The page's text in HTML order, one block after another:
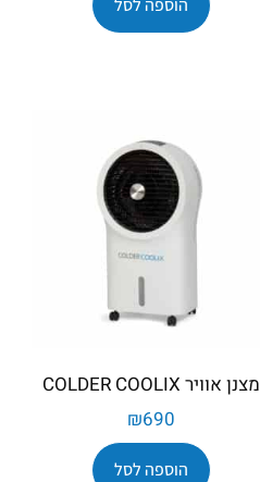
מצנן אוויר COLDER COOLIX
₪690
הוספה לסל